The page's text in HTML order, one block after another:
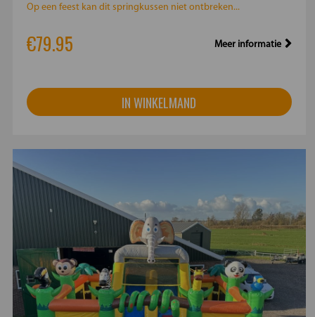
Op een feest kan dit springkussen niet ontbreken...
€79.95 Meer informatie
IN WINKELMAND